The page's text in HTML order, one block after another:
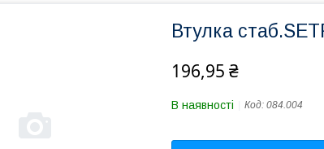
Втулка
196,95 ₴
В наявності Код: 084.004